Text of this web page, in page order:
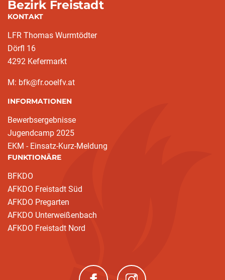
Bezirk Freistadt
KONTAKT
LFR Thomas Wurmtödter
Dörfl 16
4292 Kefermarkt
M: bfk@fr.ooelfv.at
INFORMATIONEN
Bewerbsergebnisse
Jugendcamp 2025
EKM - Einsatz-Kurz-Meldung
FUNKTIONÄRE
BFKDO
AFKDO Freistadt Süd
AFKDO Pregarten
AFKDO Unterweißenbach
AFKDO Freistadt Nord